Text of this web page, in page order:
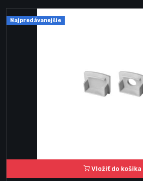
Najpredávanejšie
Vložiť do košika